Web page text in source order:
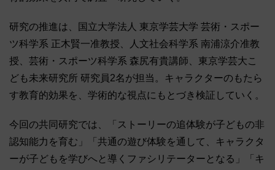
研究の推進は、国立大学法人 東京学芸大学 芸術・スポー
ツ科学系 正木賢一准教授、人文社会科学系 南浦涼介准教
授、芸術・スポーツ科学系 森尻有貴講師、東京学芸大こ
ども未来研究所 研究員2名が担当。キャラクターのもたら
す教育的効果を、学術的な視点にもとづき検証していく。
今回の共同研究では、「ストーリーの追体験が子どもの非
認知能力を育む」「共通の遊び体験を通して、キャラクタ
ーが子どもを学びへと導くファシリテーターとなる」「キ